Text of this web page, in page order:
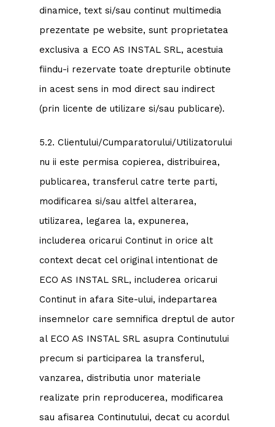
dinamice, text si/sau continut multimedia
prezentate pe website, sunt proprietatea
exclusiva a ECO AS INSTAL SRL, acestuia
fiindu-i rezervate toate drepturile obtinute
in acest sens in mod direct sau indirect
(prin licente de utilizare si/sau publicare).
5.2. Clientului/Cumparatorului/Utilizatorului
nu ii este permisa copierea, distribuirea,
publicarea, transferul catre terte parti,
modificarea si/sau altfel alterarea,
utilizarea, legarea la, expunerea,
includerea oricarui Continut in orice alt
context decat cel original intentionat de
ECO AS INSTAL SRL, includerea oricarui
Continut in afara Site-ului, indepartarea
insemnelor care semnifica dreptul de autor
al ECO AS INSTAL SRL asupra Continutului
precum si participarea la transferul,
vanzarea, distributia unor materiale
realizate prin reproducerea, modificarea
sau afisarea Continutului, decat cu acordul